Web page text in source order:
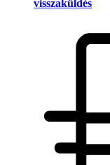
visszaküldés